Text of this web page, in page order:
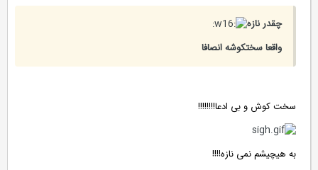
چقدر نازه
واقعا سختکوشه انصافا
سخت کوش و بی ادعا!!!!!!!!
به هیچیشم نمی نازه!!!!